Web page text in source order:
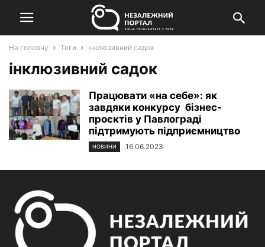
На головну Теги інклюзивний садок
інклюзивний садок
Працювати «на себе»: як
завдяки конкурсу бізнес-
проєктів у Павлограді
підтримують підприємництво
НОВИНИ 16.06.2023